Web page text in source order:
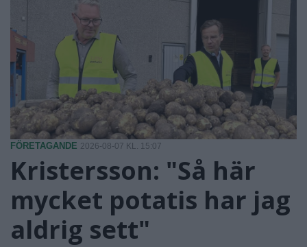
FÖRETAGANDE 2026-08-07 KL. 15:07
Kristersson: "Så här
mycket potatis har jag
aldrig sett"